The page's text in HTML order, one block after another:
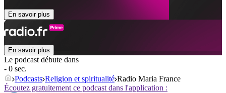
En savoir plus
En savoir plus
Le podcast débute dans
- 0 sec.
Podcasts Religion et spiritualité Radio Maria France
Écoutez gratuitement ce podcast dans l'application :